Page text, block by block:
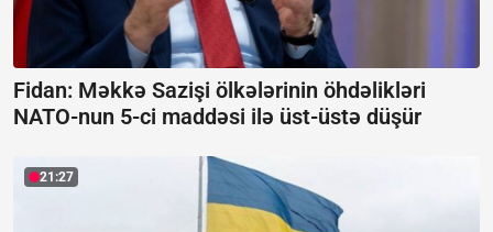
Fidan: Məkkə Sazişi ölkələrinin öhdəlikləri
NATO-nun 5-ci maddəsi ilə üst-üstə düşür
21:27